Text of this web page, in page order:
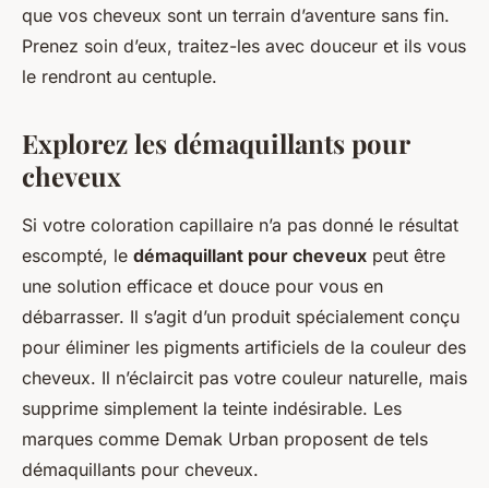
que vos cheveux sont un terrain d’aventure sans fin.
Prenez soin d’eux, traitez-les avec douceur et ils vous
le rendront au centuple.
Explorez les démaquillants pour
cheveux
Si votre coloration capillaire n’a pas donné le résultat
escompté, le démaquillant pour cheveux peut être
une solution efficace et douce pour vous en
débarrasser. Il s’agit d’un produit spécialement conçu
pour éliminer les pigments artificiels de la couleur des
cheveux. Il n’éclaircit pas votre couleur naturelle, mais
supprime simplement la teinte indésirable. Les
marques comme Demak Urban proposent de tels
démaquillants pour cheveux.